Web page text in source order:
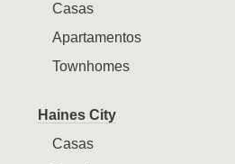
Casas
Apartamentos
Townhomes
Haines City
Casas